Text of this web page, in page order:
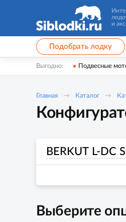
и
Подобрать лодку
Выгодно: Подвесные
Главная Каталог
BERKUT L-DC
Выберите